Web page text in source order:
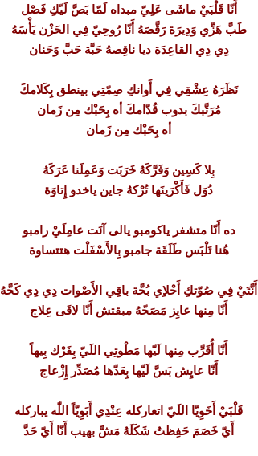
أَنّا قَلْبَيْ ماشَى عَلِيّ مبداه لَمّا بَصَّ لَيّكِ فَصْل
طَبَّ هَزِّي وَدِيرَة رَقَّصَهُ أَنّا رُوحِيّ فِي الحَزْن يَأْسَهُ
دِي دِي القاعِدَة ديا ناقِصهُ حَبَّة حَبَّ وَحَنان
نَظَرَهُ عِشْقِي فِي أَوانكِ صِمّتِي بينطق بِكَلامكَ
مُرَتَّبكَ بدوب قُدّامكَ أه بِحَبْك مِن زَمان
أه بِحَبْك مِن زَمان
بِلا كَسِين وَفَرَّكَهُ خَرَبَت وَعَمِلَنا عَرَكَهُ
دُوَل فَأَكْرَينَها تُرْكهُ جاين ياخدو إِتاوَة
ده أَنّا متشفر ياكومبو يالى آنَت عامِلَيْ رامبو
هُنا تَلْبَس طَلَقَة جامبو بِالأَسْفَلْت هتتساوة
أَنَّتَيْ فِي صُوّتكِ أَحْلاِي بُحَّة باقِي الأَصْوات دِي دِي كَحَّهُ
أَنّا مِنها عايِز مَصَحّهُ مبقتش أَنّا لاقَى عِلاج
أَنّا أُقَرِّب مِنها لَيّها مَطْوتِي اللَيّ بِفَرْك بِيهاً
أَنّا عايِش بَسَّ لَيّها بِعَدّها مُصَدِّر إِزْعاج
قَلْبَيْ أَخَوِيّا اللَيّ اتعاركله عِنْدِي أَبَوِيّاً اللّٰه يباركله
أَيّ خَصَمَ حَفِظتُ شَكَلَهُ مَشَّ بهيب أَنّا أَيّ حَدَّ